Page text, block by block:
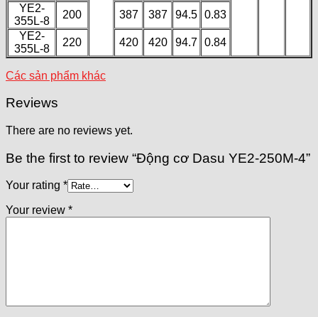
YE2-
355L-8
200 387 387 94.5 0.83
YE2-
355L-8
220 420 420 94.7 0.84
Các sản phẩm khác
Reviews
There are no reviews yet.
Be the first to review “Động cơ Dasu YE2-250M-4”
Your rating *
Your review *